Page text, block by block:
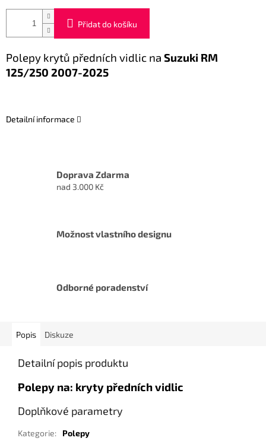
cena:
Přidat do košíku
Polepy krytů předních vidlic na Suzuki RM
125/250 2007-2025
Detailní informace
Doprava Zdarma
nad 3.000 Kč
Možnost vlastního designu
Odborné poradenství
Popis Diskuze
Detailní popis produktu
Polepy na: kryty předních vidlic
Doplňkové parametry
Kategorie: Polepy